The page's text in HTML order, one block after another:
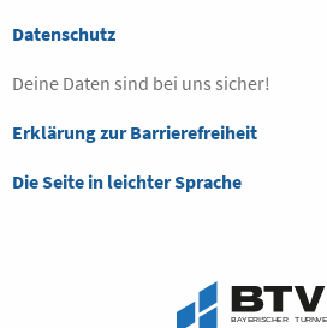
Datenschutz
Deine Daten sind bei uns sicher!
Erklärung zur Barrierefreiheit
Die Seite in leichter Sprache